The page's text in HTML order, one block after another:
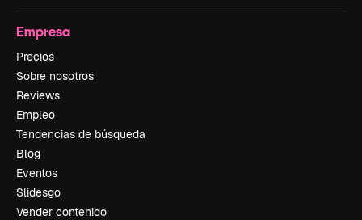
Empresa
Precios
Sobre nosotros
Reviews
Empleo
Tendencias de búsqueda
Blog
Eventos
Slidesgo
Vender contenido